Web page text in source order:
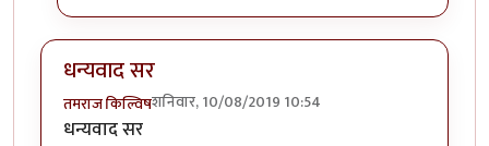
धन्यवाद सर
तमराज किल्विषशनिवार, 10/08/2019 10:54
धन्यवाद सर